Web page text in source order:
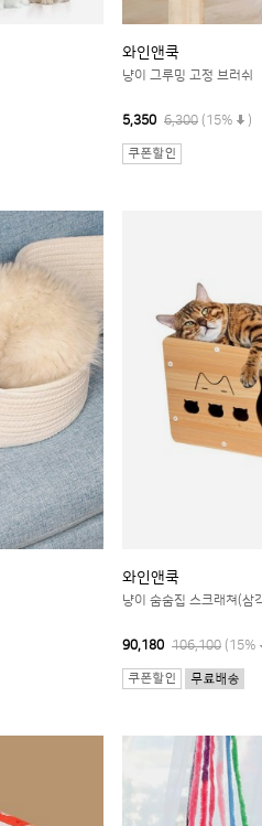
와인앤쿡
냥이 그루밍 고정 브러쉬
5,350 6,300 (15% )
와인앤쿡
냥이 숨숨집 스크래쳐(삼
90,180 106,100 (15%